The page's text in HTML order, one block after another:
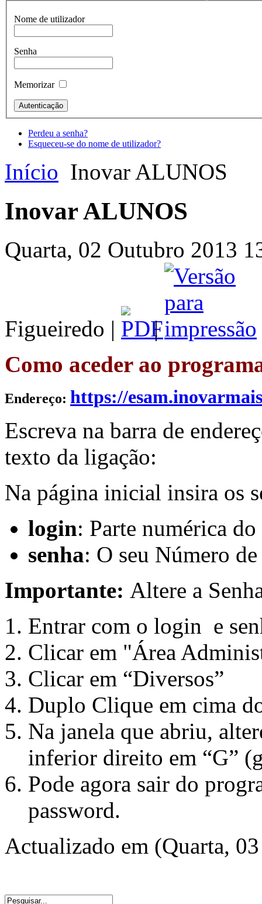
Nome de utilizador
Senha
Memorizar
Perdeu a senha?
Esqueceu-se do nome de utilizador?
Início Inovar ALUNOS
Inovar ALUNOS
Quarta, 02 Outubro 2013
Figueiredo | |
Como aceder ao
Endereço: https://
Escreva na barra de
texto da ligação:
Na página inicial insira os
login: Parte numérica
senha: O seu Número
Importante: Altere a
Entrar com o login e
Clicar em "Área
Clicar em “Diversos”
Duplo Clique em cima
Na janela que abriu,
inferior direito em “G”
Pode agora sair do
password.
Actualizado em (Quarta,